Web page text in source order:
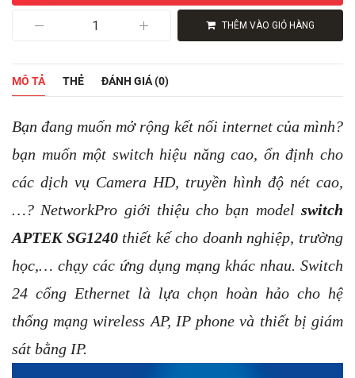
APTEK
lượng
THÊM VÀO GIỎ HÀNG
MÔ TẢ THẺ ĐÁNH GIÁ (0)
Bạn đang muốn mở rộng kết nối internet của mình?
bạn muốn một switch hiệu năng cao, ổn định cho
các dịch vụ Camera HD, truyền hình độ nét cao,
…? NetworkPro giới thiệu cho bạn model switch
APTEK SG1240thiết kế cho doanh nghiệp, trường
học,… chạy các ứng dụng mạng khác nhau. Switch
24 cổng Ethernet là lựa chọn hoàn hảo cho hệ
thống mạng wireless AP, IP phone và thiết bị giám
sát bằng IP.